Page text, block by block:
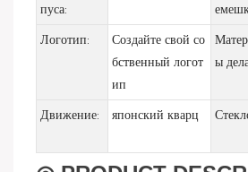
пуса:
Логотип:
Создайте свой со
бственный логот
ип
ы
Движение: японский кварц